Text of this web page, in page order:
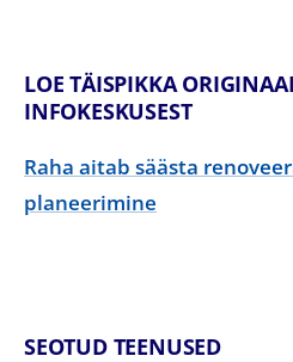
LOE TÄISPIKKA
INFOKESKUSEST
Raha aitab säästa
planeerimine
SEOTUD TEENUSED